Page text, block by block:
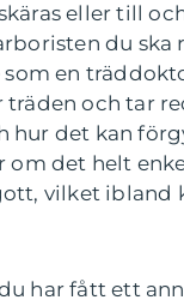
eller till
du ska
en
träden och tar
hur det kan
om det helt
vilket ibland
du har fått ett